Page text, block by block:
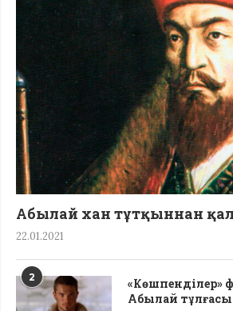
Абылай хан тұтқыннан
22.01.2021
2
«Көшпенділер»
Абылай тұлғасы